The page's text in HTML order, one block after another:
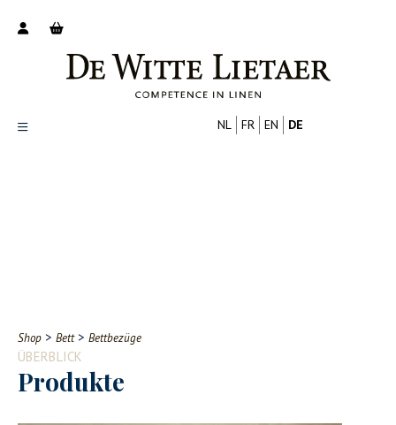
Contact
NL FR EN DE
Shop > Bett> Bettbezüge
ÜBERBLICK
Produkte